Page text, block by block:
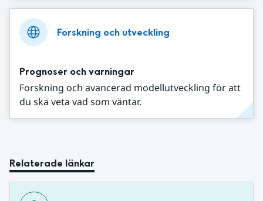
Forskning och utveckling
Prognoser och varningar
Forskning och avancerad modellutveckling för att
du ska veta vad som väntar.
Relaterade länkar